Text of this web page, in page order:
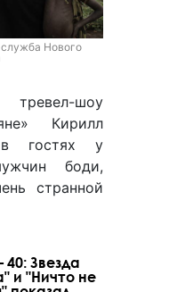
Нового
шоу
Кирилл
гостях у
боди,
странной
Звезда
и "Ничто не